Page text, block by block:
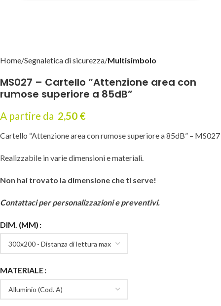
Home Segnaletica di sicurezza Multisimbolo
MS027 – Cartello “Attenzione area con
rumose superiore a 85dB”
A partire da 2,50 €
Cartello “Attenzione area con rumose superiore a 85dB” – MS027
Realizzabile in varie dimensioni e materiali.
Non hai trovato la dimensione che ti serve!
Contattaci per personalizzazioni e preventivi.
DIM. (MM)
MATERIALE